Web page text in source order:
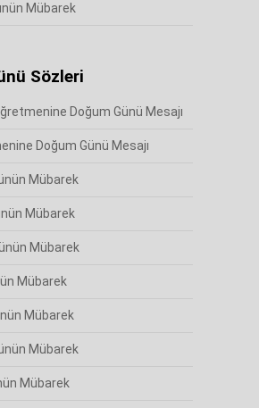
Mübarek
Sözleri
Doğum Günü Mesajı
Doğum Günü Mesajı
Mübarek
Mübarek
Mübarek
Mübarek
Mübarek
Mübarek
Mübarek